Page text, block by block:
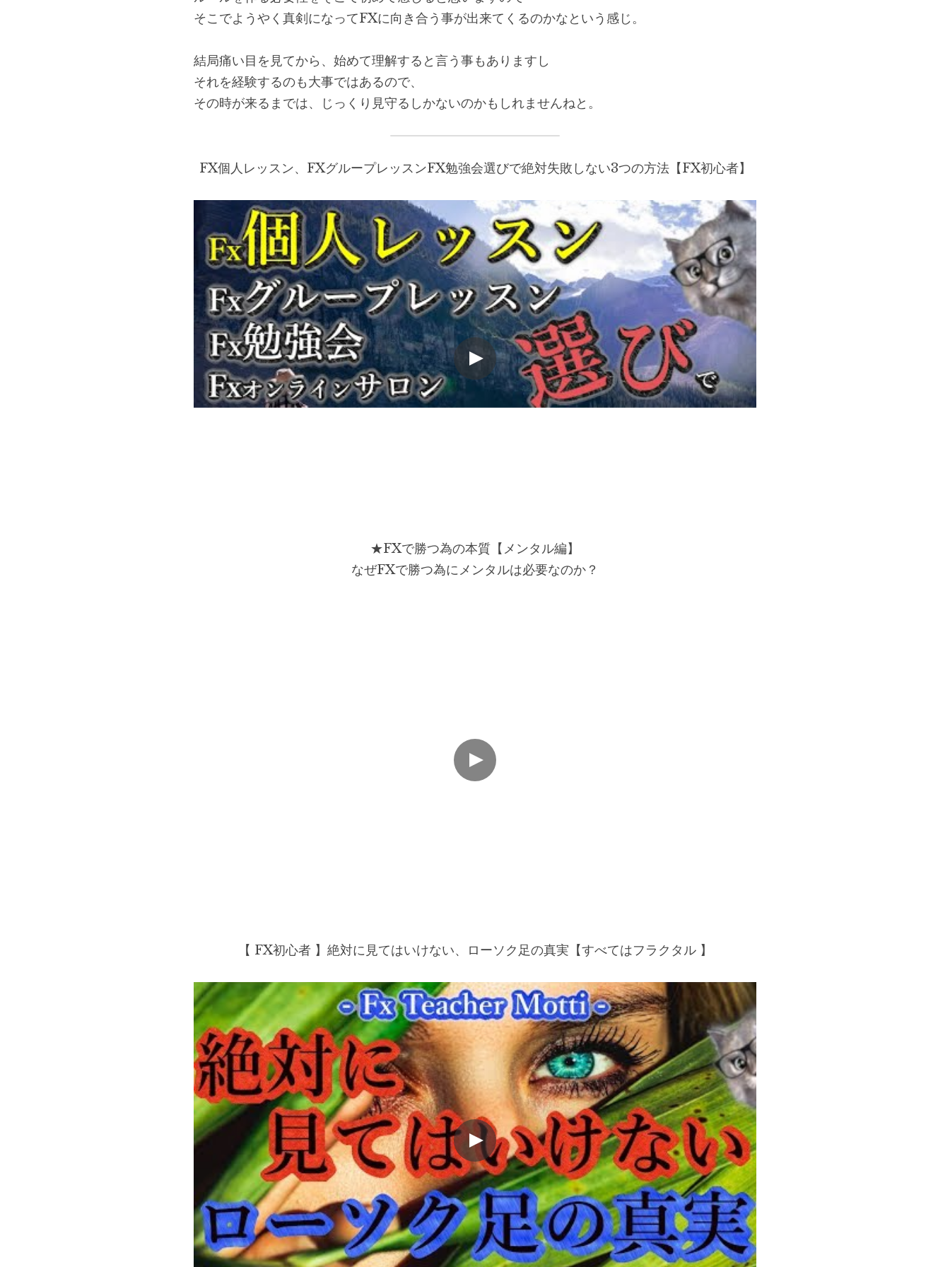
そこでようやく真剣になってFXに向き合う事が出来てくるのかなという感じ。
結局痛い目を見てから、始めて理解すると言う事もありますし
それを経験するのも大事ではあるので、
その時が来るまでは、じっくり見守るしかないのかもしれませんねと。
FX個人レッスン、FXグループレッスンFX勉強会選びで絶対失敗しない3つの方法【FX初心者】
★FXで勝つ為の本質【メンタル編】
なぜFXで勝つ為にメンタルは必要なのか？
【 FX初心者 】絶対に見てはいけない、ローソク足の真実【すべてはフラクタル 】